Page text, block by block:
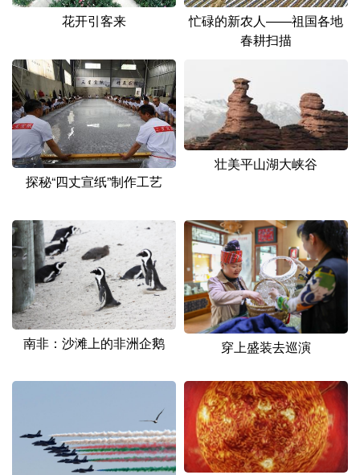
Русский язык 日本語 한국어
Deutsch Português
花开引客来
忙碌的新农人——祖国各地
春耕扫描
探秘“四丈宣纸”制作工艺
壮美平山湖大峡谷
南非：沙滩上的非洲企鹅 穿上盛装去巡演